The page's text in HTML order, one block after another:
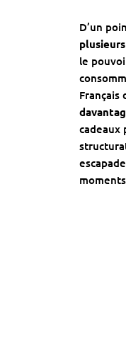
D’un
le
cadeaux